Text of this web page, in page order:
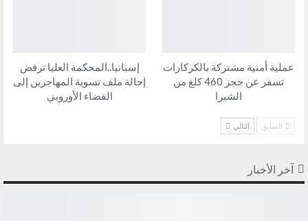
عملية أمنية مشتركة بالكركارات
تسفر عن حجز 460 كلغ من
الشيرا
إسبانيا..المحكمة العليا ترفض
إحالة ملف تسوية المهاجرين إلى
القضاء الأوروبي
السابق التالي
آخر الأخبار